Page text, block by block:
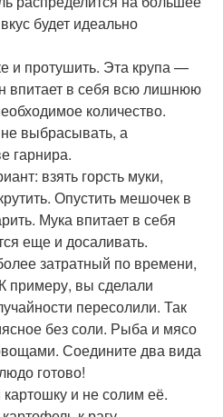
будет идеально
и протушить. Эта крупа —
впитает в себя всю лишнюю
количество.
выбрасывать, а
гарнира.
взять горсть муки,
Опустить мешочек в
Мука впитает в себя
еще и досаливать.
затратный по времени,
примеру, вы сделали
пересолили. Так
без соли. Рыба и мясо
Соедините два вида
готово!
и не солим её.